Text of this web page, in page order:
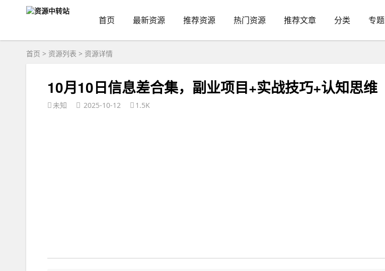
首页 最新资源 推荐资源 热门资源 推荐文章 分类 专题
首页 > 资源列表 > 资源详情
10月10日信息差合集，副业项目+实战技巧+认知思维
未知 2025-10-12 1.5K